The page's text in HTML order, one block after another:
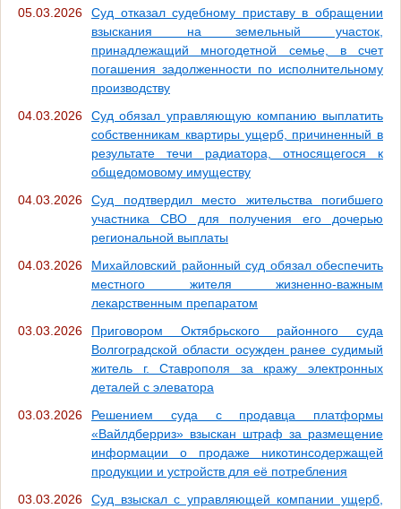
05.03.2026
Суд отказал судебному приставу в обращении
взыскания на земельный участок,
принадлежащий многодетной семье, в счет
погашения задолженности по исполнительному
производству
04.03.2026
Суд обязал управляющую компанию выплатить
собственникам квартиры ущерб, причиненный в
результате течи радиатора, относящегося к
общедомовому имуществу
04.03.2026
Суд подтвердил место жительства погибшего
участника СВО для получения его дочерью
региональной выплаты
04.03.2026
Михайловский районный суд обязал обеспечить
местного жителя жизненно-важным
лекарственным препаратом
03.03.2026
Приговором Октябрьского районного суда
Волгоградской области осужден ранее судимый
житель г. Ставрополя за кражу электронных
деталей с элеватора
03.03.2026
Решением суда с продавца платформы
«Вайлдберриз» взыскан штраф за размещение
информации о продаже никотинсодержащей
продукции и устройств для её потребления
03.03.2026
Суд взыскал с управляющей компании ущерб,